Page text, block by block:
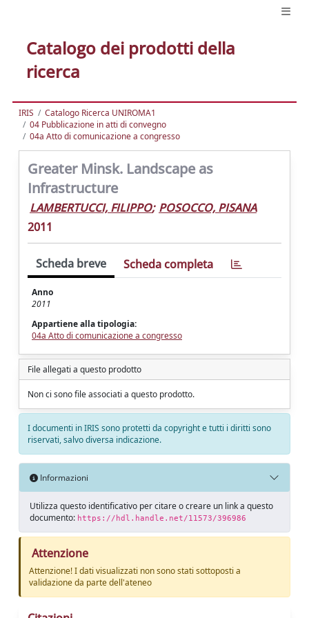
Catalogo dei prodotti della
ricerca
IRIS
Catalogo Ricerca UNIROMA1
04 Pubblicazione in atti di convegno
04a Atto di comunicazione a congresso
Greater Minsk. Landscape as
Infrastructure
LAMBERTUCCI, FILIPPO; POSOCCO, PISANA
2011
Scheda breve Scheda completa
Anno
2011
Appartiene alla tipologia:
04a Atto di comunicazione a congresso
File allegati a questo prodotto
Non ci sono file associati a questo prodotto.
I documenti in IRIS sono protetti da copyright e tutti i diritti sono
riservati, salvo diversa indicazione.
Informazioni
Utilizza questo identificativo per citare o creare un link a questo
documento: https://hdl.handle.net/11573/396986
Attenzione
Attenzione! I dati visualizzati non sono stati sottoposti a
validazione da parte dell'ateneo